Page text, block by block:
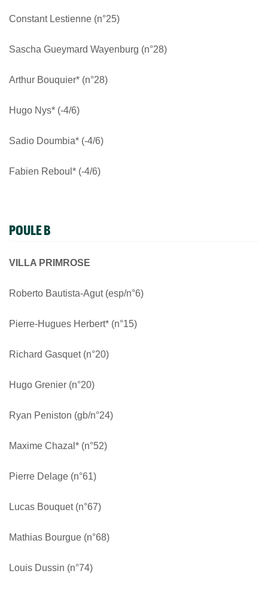
Constant Lestienne (n°25)
Sascha Gueymard Wayenburg (n°28)
Arthur Bouquier* (n°28)
Hugo Nys* (-4/6)
Sadio Doumbia* (-4/6)
Fabien Reboul* (-4/6)
POULE B
VILLA PRIMROSE
Roberto Bautista-Agut (esp/n°6)
Pierre-Hugues Herbert* (n°15)
Richard Gasquet (n°20)
Hugo Grenier (n°20)
Ryan Peniston (gb/n°24)
Maxime Chazal* (n°52)
Pierre Delage (n°61)
Lucas Bouquet (n°67)
Mathias Bourgue (n°68)
Louis Dussin (n°74)